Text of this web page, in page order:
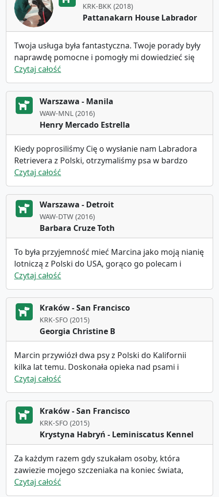
KRK-BKK (2018)
Pattanakarn House Labrador
Twoja usługa była fantastyczna. Twoje porady były
naprawdę pomocne i pomogły mi dowiedzieć się
więcej o tym procesie. Sposób, w jaki
zaopiekowałeś się psem, był również naprawdę
miły. Wszystko dotarło bezpiecznie, a obsługa
klienta była naprawdę dobra. Zdecydowanie
poleciłbym Cię komuś, kto szuka transportu dla
zwierząt.
Czytaj całość
Warszawa - Manila
WAW-MNL (2016)
Henry Mercado Estrella
Kiedy poprosiliśmy Cię o wysłanie nam Labradora
Retrievera z Polski, otrzymaliśmy psa w bardzo
dobrym stanie i w dobrej kondycji, byliśmy tak
szczęśliwi i usatysfakcjonowani usługami, które
nam wyświadczyłeś, że mamy nadzieję na
współpracę w niedalekiej przyszłości i nie możemy
się doczekać, aby robić z Tobą interesy. Dziękuję Ci
bardzo i życzę powodzenia, mój przyjacielu
Czytaj całość
Warszawa - Detroit
WAW-DTW (2016)
Barbara Cruze Toth
To była przyjemność mieć Marcina jako moją nianię
lotniczą z Polski do USA, gorąco go polecam i
skorzystam z jego usług ponownie.
Czytaj całość
Kraków - San Francisco
KRK-SFO (2015)
Georgia Christine B
Marcin przywiózł dwa psy z Polski do Kalifornii
kilka lat temu. Doskonała opieka nad psami i
WYJĄTKOWA komunikacja ze mną odnośnie czasu i
odbioru. Jeśli ktoś był na międzynarodowym
lotnisku w San Francisco, może zrozumieć, jaki to
może być ból głowy. Ale nasze przekazanie było
łatwe i niezwykle profesjonalne. I jest bardzo miłym
facetem! BARDZO polecam korzystanie z jego usług
Czytaj całość
Kraków - San Francisco
KRK-SFO (2015)
Krystyna Habryń - Leminiscatus Kennel
Za każdym razem gdy szukałam osoby, która
zawiezie mojego szczeniaka na koniec świata,
okazywało się, że nikt nie spełnia moich
wygórowanych oczekiwań i za każdym razem
Czytaj całość